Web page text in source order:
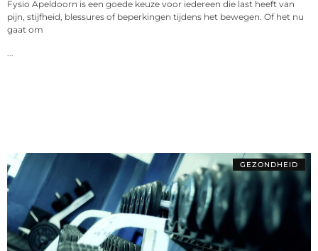
Fysio Apeldoorn is een goede keuze voor iedereen die last heeft van
pijn, stijfheid, blessures of beperkingen tijdens het bewegen. Of het nu
gaat om
GEZONDHEID